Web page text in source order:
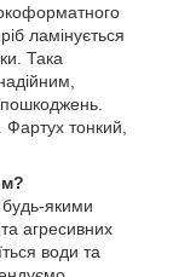
ламінується
Така
. Фартух тонкий,
якими
агресивних
води та